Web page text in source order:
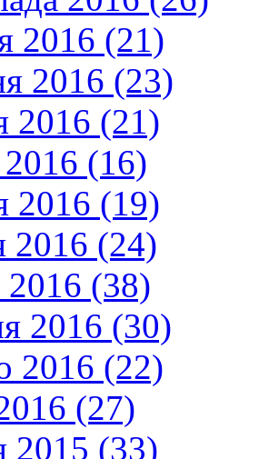
2016 (21)
2016 (23)
2016 (21)
(16)
2016 (19)
2016 (24)
2016 (38)
2016 (30)
2016 (22)
(27)
2015 (33)